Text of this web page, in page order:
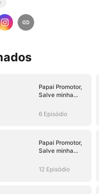
Papai Promotor,
Salve minha
6 Episódio
Papai Promotor,
Salve minha
12 Episódio